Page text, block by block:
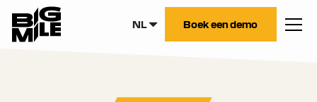
NL Boek een demo